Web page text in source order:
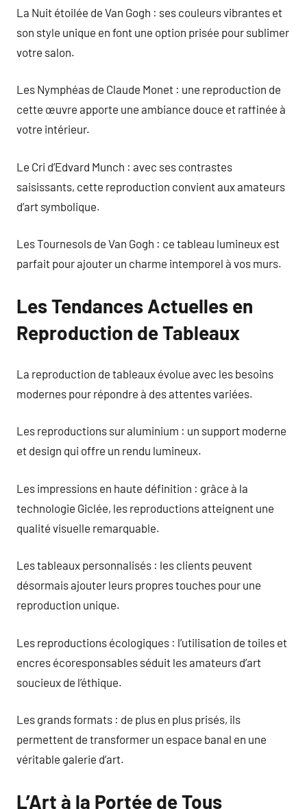
La Nuit étoilée de Van Gogh : ses couleurs vibrantes et
son style unique en font une option prisée pour sublimer
votre salon.
Les Nymphéas de Claude Monet : une reproduction de
cette œuvre apporte une ambiance douce et raffinée à
votre intérieur.
Le Cri d’Edvard Munch : avec ses contrastes
saisissants, cette reproduction convient aux amateurs
d’art symbolique.
Les Tournesols de Van Gogh : ce tableau lumineux est
parfait pour ajouter un charme intemporel à vos murs.
Les Tendances Actuelles en
Reproduction de Tableaux
La reproduction de tableaux évolue avec les besoins
modernes pour répondre à des attentes variées.
Les reproductions sur aluminium : un support moderne
et design qui offre un rendu lumineux.
Les impressions en haute définition : grâce à la
technologie Giclée, les reproductions atteignent une
qualité visuelle remarquable.
Les tableaux personnalisés : les clients peuvent
désormais ajouter leurs propres touches pour une
reproduction unique.
Les reproductions écologiques : l’utilisation de toiles et
encres écoresponsables séduit les amateurs d’art
soucieux de l’éthique.
Les grands formats : de plus en plus prisés, ils
permettent de transformer un espace banal en une
véritable galerie d’art.
L’Art à la Portée de Tous